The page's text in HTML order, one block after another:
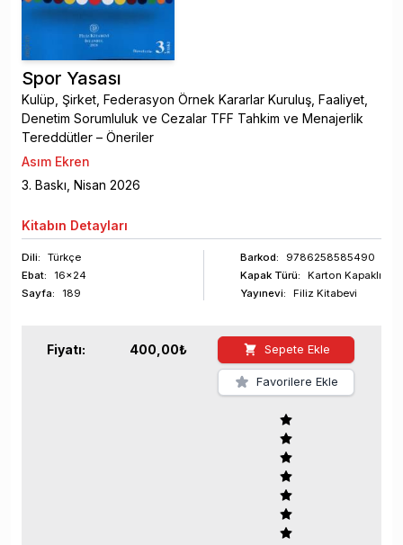
Spor Yasası
Kulüp, Şirket, Federasyon Örnek Kararlar Kuruluş, Faaliyet,
Denetim Sorumluluk ve Cezalar TFF Tahkim ve Menajerlik
Tereddütler – Öneriler
Asım Ekren
3. Baskı, Nisan 2026
Kitabın Detayları
Dili:
Türkçe
Ebat:
16x24
Sayfa: 189
Barkod:
9786258585490
Kapak Türü:
Karton Kapaklı
Yayınevi:
Filiz Kitabevi
Fiyatı: 400,00₺ Sepete Ekle
Favorilere Ekle